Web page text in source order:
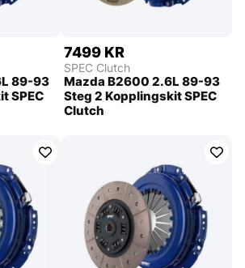
89-93
SPEC
7499 KR
SPEC Clutch
Mazda B2600 2.6L 89-93
Steg 2 Kopplingskit SPEC
Clutch